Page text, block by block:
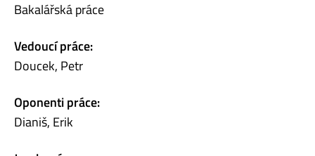
Bakalářská práce
Vedoucí práce:
Doucek, Petr
Oponenti práce:
Dianiš, Erik